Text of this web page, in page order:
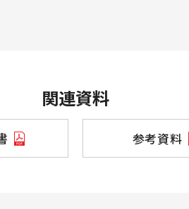
関連資料
参考資料